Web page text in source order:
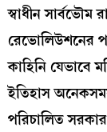
স্বাধীন সার্বভৌম
রেভোলিউশনের
কাহিনি যেভাবে
ইতিহাস
পরিচালিত